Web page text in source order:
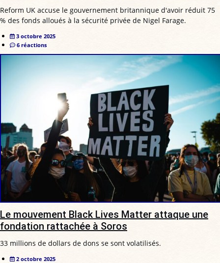
Reform UK accuse le gouvernement britannique d'avoir réduit 75
% des fonds alloués à la sécurité privée de Nigel Farage.
3 octobre 2025
6 réactions
Le mouvement Black Lives Matter attaque une
fondation rattachée à Soros
33 millions de dollars de dons se sont volatilisés.
2 octobre 2025